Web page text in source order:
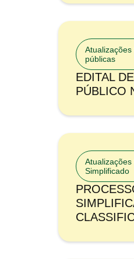
Atualizações
públicas
EDITAL
PÚBLICO
Atualizações
Simplificado